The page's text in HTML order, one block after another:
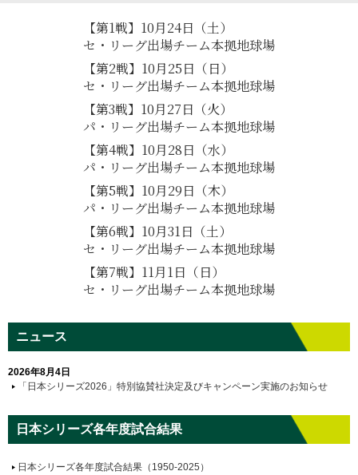
【第1戦】10月24日（土）
セ・リーグ出場チーム本拠地球場
【第2戦】10月25日（日）
セ・リーグ出場チーム本拠地球場
【第3戦】10月27日（火）
パ・リーグ出場チーム本拠地球場
【第4戦】10月28日（水）
パ・リーグ出場チーム本拠地球場
【第5戦】10月29日（木）
パ・リーグ出場チーム本拠地球場
【第6戦】10月31日（土）
セ・リーグ出場チーム本拠地球場
【第7戦】11月1日（日）
セ・リーグ出場チーム本拠地球場
ニュース
2026年8月4日
「日本シリーズ2026」特別協賛社決定及びキャンペーン実施のお知らせ
日本シリーズ各年度試合結果
日本シリーズ各年度試合結果（1950-2025）